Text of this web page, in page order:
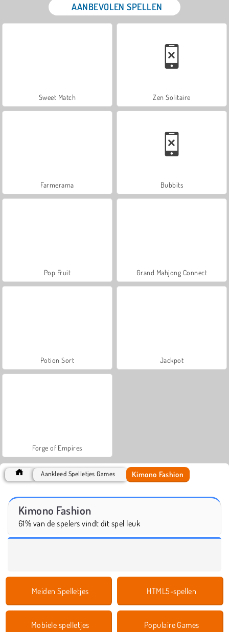
AANBEVOLEN SPELLEN
Sweet Match Zen Solitaire
Farmerama Bubbits
Pop Fruit Grand Mahjong Connect
Potion Sort Jackpot
Forge of Empires
Aankleed Spelletjes Games Kimono Fashion
Kimono Fashion
61% van de spelers vindt dit spel leuk
Meiden Spelletjes HTML5-spellen
Mobiele spelletjes Populaire Games